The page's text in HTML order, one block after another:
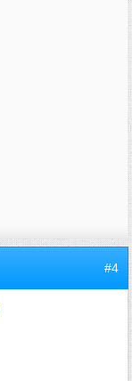
#4